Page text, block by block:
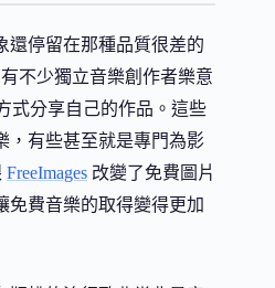
還停留在那種品質很差的
不少獨立音樂創作者樂意
式分享自己的作品。這些
，有些甚至就是專門為影
FreeImages 改變了免費圖片
免費音樂的取得變得更加